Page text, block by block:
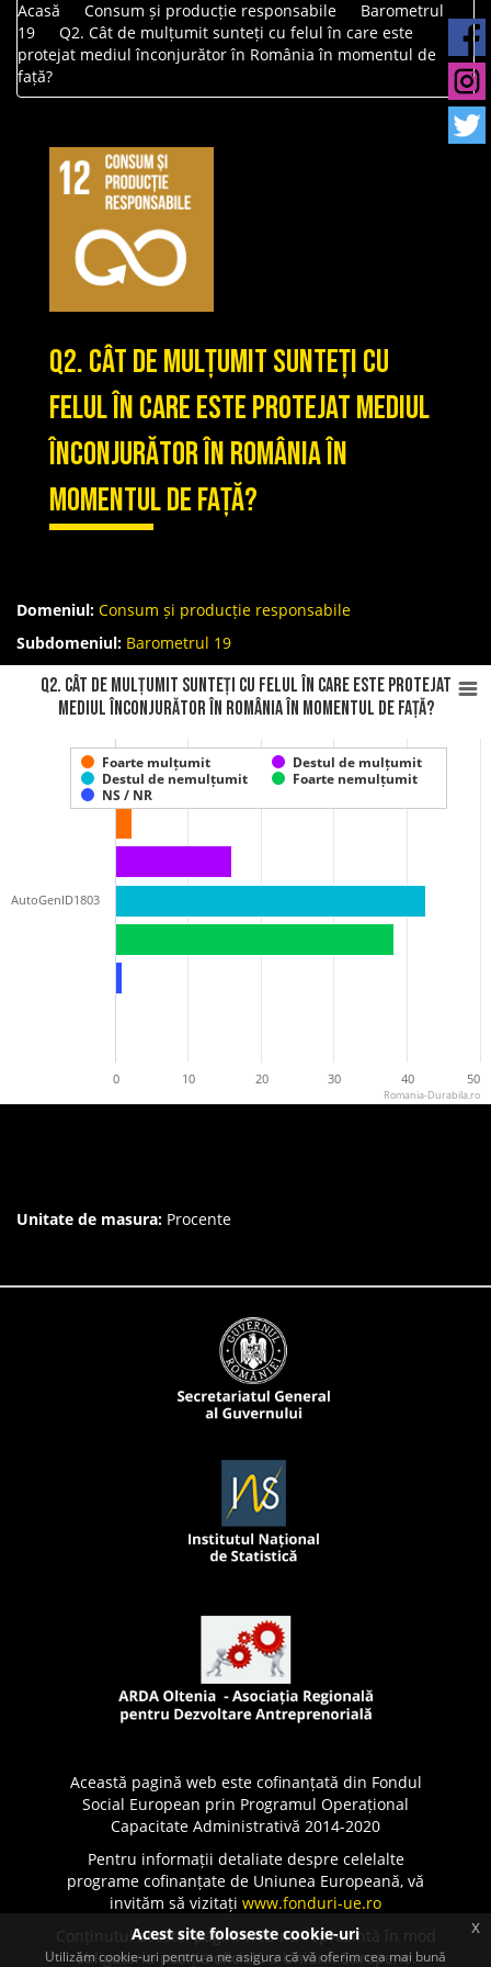
Acasă Consum și producție responsabile
Barometrul
19
Q2. Cât de mulțumit sunteți cu felul în care este
protejat mediul înconjurător în România în momentul de
față?
Q2. Cât de mulțumit sunteți cu
felul în care este protejat mediul
înconjurător în România în
momentul de față?
Domeniul: Consum și producție responsabile
Subdomeniul: Barometrul 19
Q2. Cât de mulțumit sunteți cu felul în care este protejat
mediul înconjurător în România în momentul de față?
Foarte mulțumit
Destul de mulțumit
Destul de nemulțumit
Foarte nemulțumit
NS / NR
AutoGenID1803
0 10 20 30 40 50
Romania-Durabila.ro
Unitate de masura: Procente
Această pagină web este cofinanțată din Fondul
Social European prin Programul Operațional
Capacitate Administrativă 2014-2020
Pentru informații detaliate despre celelalte
programe cofinanțate de Uniunea Europeană, vă
invităm să vizitați www.fonduri-ue.ro
Conținutul acestei pagini web nu reprezintă în mod
obligatoriu poziția oficială a Uniunii Europene.
Acest site foloseste cookie-uri
Utilizăm cookie-uri pentru a ne asigura că vă oferim cea mai bună
x